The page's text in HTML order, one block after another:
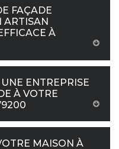
FAÇADE
ARTISAN
À
ENTREPRISE
À VOTRE
MAISON À